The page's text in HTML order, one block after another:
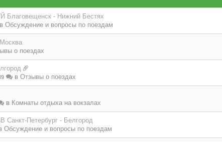
Благовещенск - Нижний Бестях
в Обсуждение и вопросы по поездам
о поездах
в Отзывы о поездах
в Комнаты отдыха на вокзалах
Санкт-Петербург - Белгород
Обсуждение и вопросы по поездам